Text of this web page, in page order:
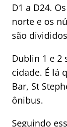
D1 a D24.
norte e os
são
Dublin 1 e 2
cidade. É lá
Bar, St
ônibus.
Seguindo